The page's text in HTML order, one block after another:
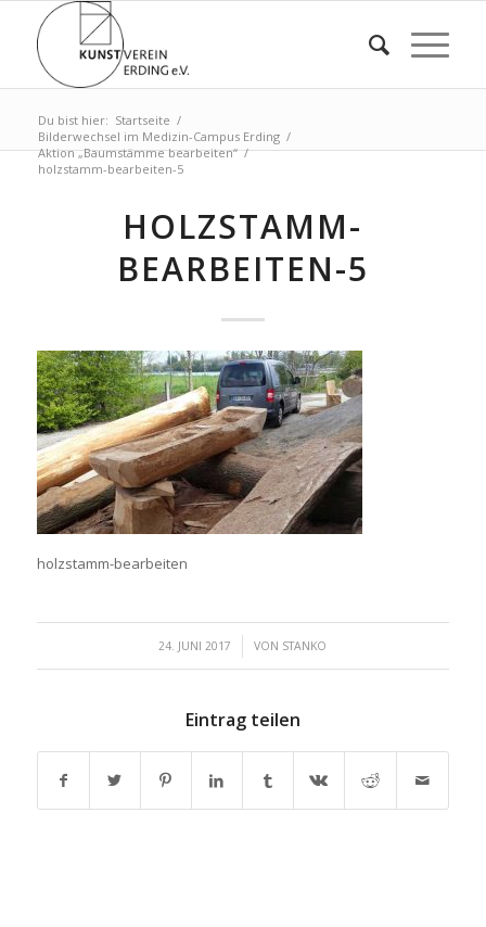
Du bist hier: Startseite /
Bilderwechsel im Medizin-Campus Erding /
Aktion „Baumstämme bearbeiten“ /
holzstamm-bearbeiten-5
HOLZSTAMM-
BEARBEITEN-5
holzstamm-bearbeiten
24. JUNI 2017
/ VON STANKO
Eintrag teilen